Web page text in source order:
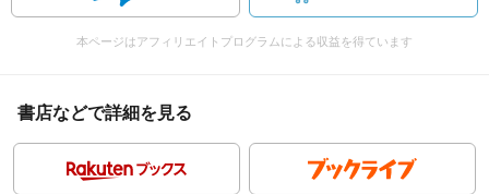
本ページはアフィリエイトプログラムによる収益を得ています
書店などで詳細を見る